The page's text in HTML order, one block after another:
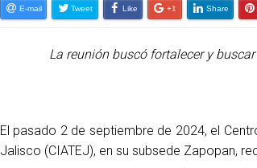
E-mail Tweet Like +1 Share
La reunión buscó fortalecer y
El pasado 2 de septiembre de 2024, el
Jalisco (CIATEJ), en su subsede Zapopan,